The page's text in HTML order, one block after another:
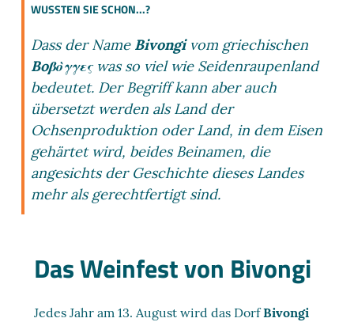
WUSSTEN SIE SCHON...?
Dass der Name Bivongi vom griechischen
Boβὸγγες was so viel wie Seidenraupenland
bedeutet. Der Begriff kann aber auch
übersetzt werden als Land der
Ochsenproduktion oder Land, in dem Eisen
gehärtet wird, beides Beinamen, die
angesichts der Geschichte dieses Landes
mehr als gerechtfertigt sind.
Das Weinfest von Bivongi
Jedes Jahr am 13. August wird das DorfBivongi